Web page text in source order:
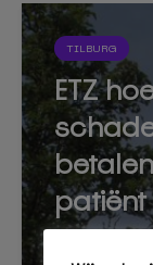
TILBURG
ETZ
patiënt